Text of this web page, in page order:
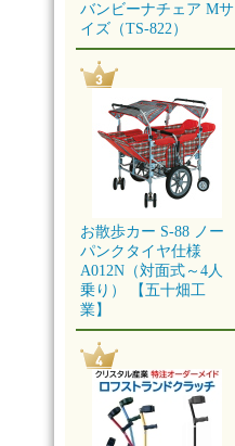
バンビーナチェア Mサ
イズ（TS-822）
お散歩カー S-88 ノー
パンクタイヤ仕様
A012N（対面式～4人
乗り） 【五十畑工
業】